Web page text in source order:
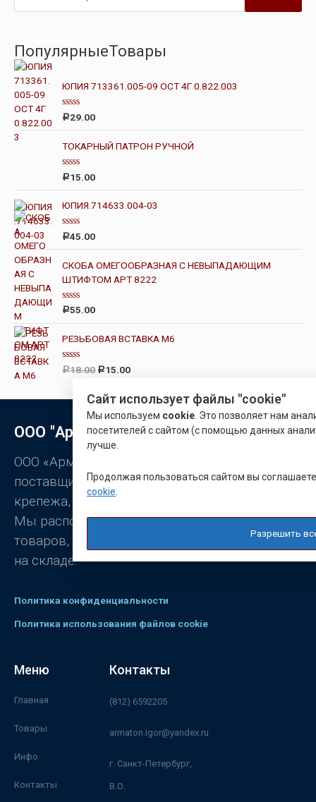
ПопулярныеТовары
ЮПИЯ 713361.005-09 ОСТ 4Г 0.822.003
О
н
к
а
0
и
з
Р29.00
ТОКАРНЫЙ ПАТРОН РУЧНОЙ
О
е
н
к
а
0
и
з
Р15.00
ЮПИЯ.714633.004-03
О
н
к
а
и
з
Р45.00
СКОБА ОМЕГООБРАЗНАЯ С НЕВЫПАДАЮЩИМ
ШТИФТОМ АРТ 8222
О
е
н
к
а
0
и
Р55.00
РЕЗЬБОВАЯ ВСТАВКА М6
О
и
з
Р18.00 Р15.00
ООО "Арматон"
ООО «Арматон» является оптовым
поставщиком заклёпок, промышленного
крепежа, станочной оснастки.
Мы располагаем широким ассортиментом
товаров, постоянно присутствующих
на складе.
Политика конфиденциальности
Политика использования файлов cookie
Меню
Главная
Товары
Инфо
Контакты
Контакты
(812) 6592205
armaton.igor@yandex.ru
г. Санкт-Петербург,
В.О.
Сайт использует файлы "cookie"
Мы используем cookie . Это позволяет нам
посетителей с сайтом (с помощью данных
лучше.
Продолжая пользоваться сайтом вы
cookie
Разрешить